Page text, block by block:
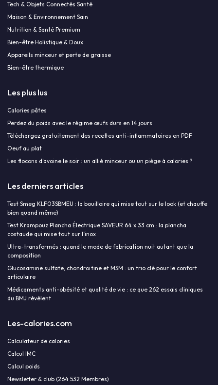
Tech & Objets Connectés Santé
Maison & Environnement Sain
Nutrition & Santé Premium
Bien-être Holistique & Doux
Appareils minceur et perte de graisse
Bien-être thermique
Les plus lus
Calories pâtes
Perdez du poids avec le régime œufs durs en 14 jours
Téléchargez gratuitement des recettes anti-inflammatoires en PDF
Oeuf au plat
Les flocons d'avoine le soir : un allié minceur ou un piège à calories ?
Les derniers articles
Test Smeg KLF03SBMEU : la bouilloire qui mise tout sur le look (et chauffe
bien quand même)
Test Krampouz Plancha Électrique SAVEUR 64 x 33 cm : la plancha
costaude qui mise tout sur l’inox
Ultra-transformés : quand le mode de fabrication nuit autant que la
composition
Glucosamine sulfate, chondroïtine et MSM : un trio clé pour le confort
articulaire
Médicaments anti-obésité et qualité de vie : ce que 262 essais cliniques
du BMJ révèlent
Les-calories.com
Calculateur de calories
Calcul IMC
Calcul poids
Newsletter & club (264 532 Membres)